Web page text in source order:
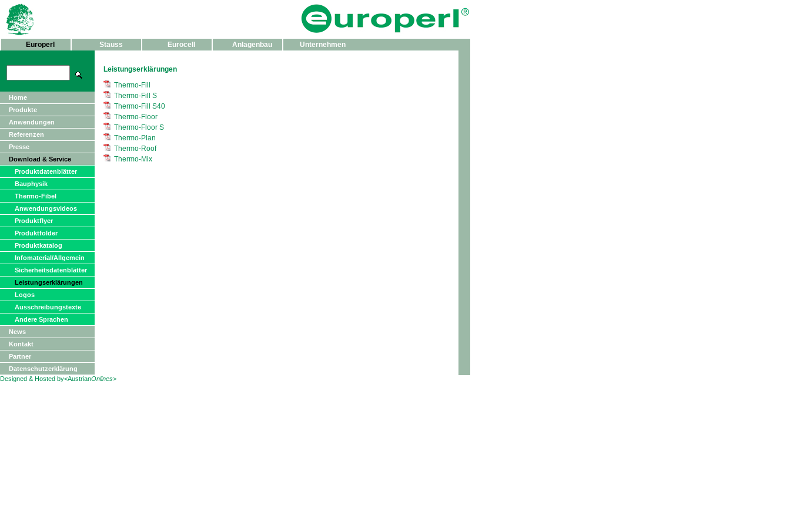
Europerl Stauss Eurocell Anlagenbau Unternehmen
Home
Produkte
Anwendungen
Referenzen
Presse
Download & Service
Produktdatenblätter
Bauphysik
Thermo-Fibel
Anwendungsvideos
Produktflyer
Produktfolder
Produktkatalog
Infomaterial/Allgemein
Sicherheitsdatenblätter
Leistungserklärungen
Logos
Ausschreibungstexte
Andere Sprachen
News
Kontakt
Partner
Datenschutzerklärung
Leistungserklärungen
Thermo-Fill
Thermo-Fill S
Thermo-Fill S40
Thermo-Floor
Thermo-Floor S
Thermo-Plan
Thermo-Roof
Thermo-Mix
Designed & Hosted by<AustrianOnlines>